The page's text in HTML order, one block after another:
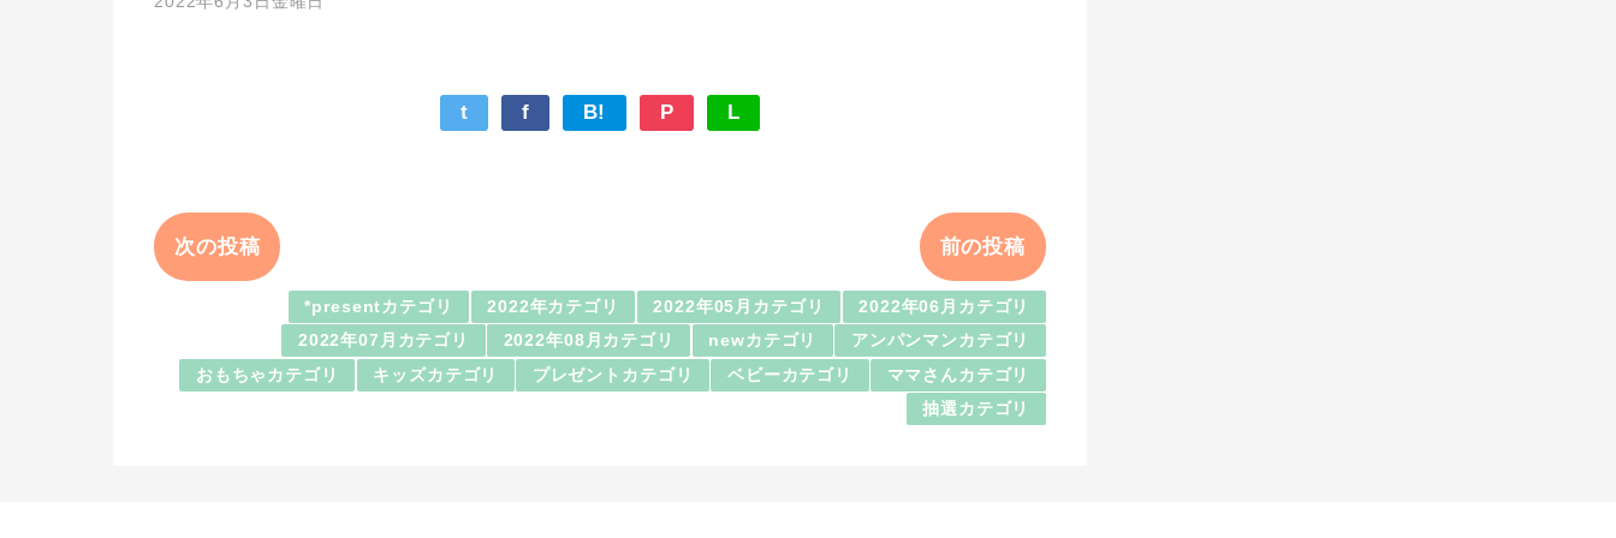
t f B! P L
次の投稿 前の投稿
*presentカテゴリ 2022年カテゴリ 2022年05月カテゴリ
2022年06月カテゴリ
2022年07月カテゴリ
2022年08月カテゴリ newカテゴリ
アンパンマンカテゴリ
おもちゃカテゴリ
キッズカテゴリ プレゼントカテゴリ ベビーカテゴリ
ママさんカテゴリ
抽選カテゴリ